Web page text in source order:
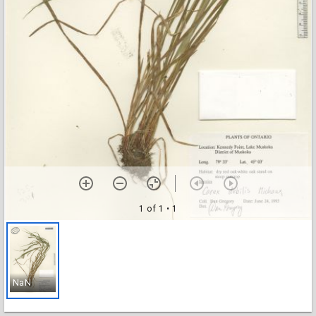
1 of 1 • 1
NaN